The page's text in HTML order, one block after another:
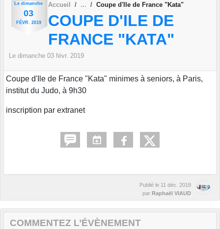
Le dimanche
03
FÉVR. 2019
Accueil Coupe d'Ile de France "Kata"
COUPE D'ILE DE
FRANCE "KATA"
Le dimanche 03 févr. 2019
Coupe d'Ile de France "Kata" minimes à seniors, à Paris,
institut du Judo, à 9h30
inscription par extranet
Publié le 11 déc. 2018
par Raphaël VIAUD
COMMENTEZ L’ÉVÈNEMENT